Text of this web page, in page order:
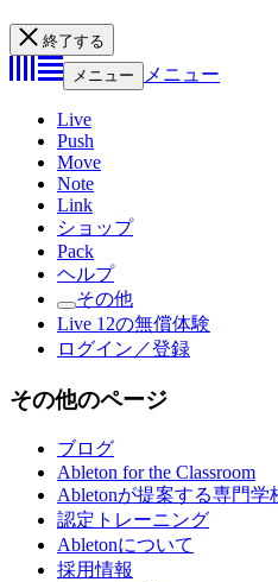
終了する
メニュー
メニュー
Live
Push
Move
Note
Link
ショップ
Pack
ヘルプ
その他
Live 12の無償体験
ログイン／登録
その他のページ
ブログ
Ableton for the Classroom
Abletonが提案する専門
認定トレーニング
Abletonについて
採用情報